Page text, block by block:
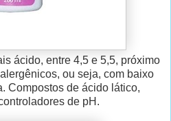
ácido, entre 4,5 e 5,5, próximo
ou seja, com baixo
Compostos de ácido lático,
de pH.